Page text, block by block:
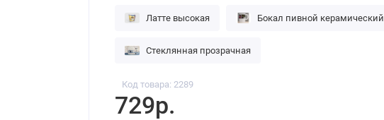
Код товара: 2289
729р.
Латте высокая Бокал пивной керамический
Стеклянная прозрачная